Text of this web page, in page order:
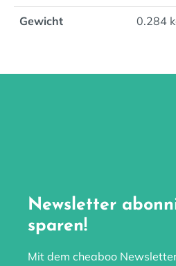
Gewicht 0.284
Newsletter
sparen!
Mit dem cheaboo